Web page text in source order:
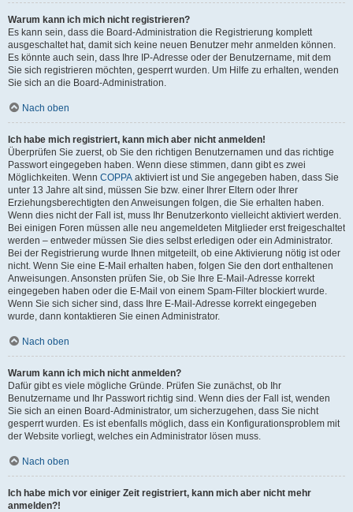
Warum kann ich mich nicht registrieren?
Es kann sein, dass die Board-Administration die Registrierung komplett
ausgeschaltet hat, damit sich keine neuen Benutzer mehr anmelden können.
Es könnte auch sein, dass Ihre IP-Adresse oder der Benutzername, mit dem
Sie sich registrieren möchten, gesperrt wurden. Um Hilfe zu erhalten, wenden
Sie sich an die Board-Administration.
Nach oben
Ich habe mich registriert, kann mich aber nicht anmelden!
Überprüfen Sie zuerst, ob Sie den richtigen Benutzernamen und das richtige
Passwort eingegeben haben. Wenn diese stimmen, dann gibt es zwei
Möglichkeiten. Wenn COPPA aktiviert ist und Sie angegeben haben, dass Sie
unter 13 Jahre alt sind, müssen Sie bzw. einer Ihrer Eltern oder Ihrer
Erziehungsberechtigten den Anweisungen folgen, die Sie erhalten haben.
Wenn dies nicht der Fall ist, muss Ihr Benutzerkonto vielleicht aktiviert werden.
Bei einigen Foren müssen alle neu angemeldeten Mitglieder erst freigeschaltet
werden – entweder müssen Sie dies selbst erledigen oder ein Administrator.
Bei der Registrierung wurde Ihnen mitgeteilt, ob eine Aktivierung nötig ist oder
nicht. Wenn Sie eine E-Mail erhalten haben, folgen Sie den dort enthaltenen
Anweisungen. Ansonsten prüfen Sie, ob Sie Ihre E-Mail-Adresse korrekt
eingegeben haben oder die E-Mail von einem Spam-Filter blockiert wurde.
Wenn Sie sich sicher sind, dass Ihre E-Mail-Adresse korrekt eingegeben
wurde, dann kontaktieren Sie einen Administrator.
Nach oben
Warum kann ich mich nicht anmelden?
Dafür gibt es viele mögliche Gründe. Prüfen Sie zunächst, ob Ihr
Benutzername und Ihr Passwort richtig sind. Wenn dies der Fall ist, wenden
Sie sich an einen Board-Administrator, um sicherzugehen, dass Sie nicht
gesperrt wurden. Es ist ebenfalls möglich, dass ein Konfigurationsproblem mit
der Website vorliegt, welches ein Administrator lösen muss.
Nach oben
Ich habe mich vor einiger Zeit registriert, kann mich aber nicht mehr
anmelden?!